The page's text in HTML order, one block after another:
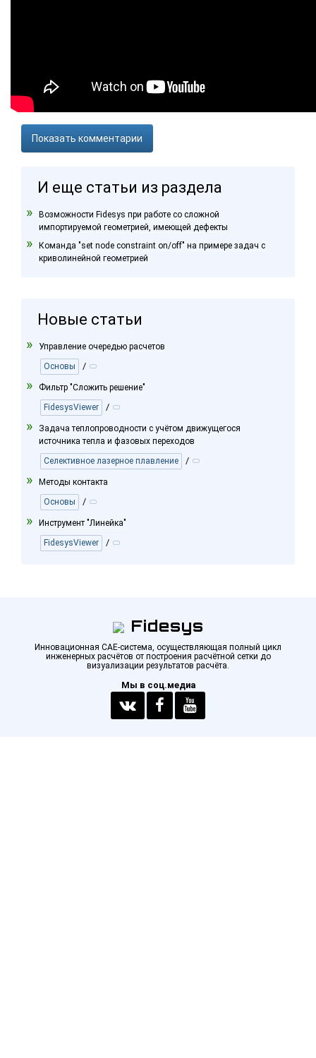
Показать комментарии
И еще статьи из раздела
Возможности Fidesys при работе со сложной
импортируемой геометрией, имеющей дефекты
Команда "set node constraint on/off" на примере задач с
криволинейной геометрией
Новые статьи
Управление очередью расчетов
Основы
/
Фильтр "Сложить решение"
FidesysViewer
/
Задача теплопроводности с учётом движущегося
источника тепла и фазовых переходов
Селективное лазерное плавление
/
Методы контакта
Основы
/
Инструмент "Линейка"
FidesysViewer
/
Fidesys
Инновационная CAE-система, осуществляющая полный цикл
инженерных расчётов от построения расчётной сетки до
визуализации результатов расчёта.
Мы в соц.медиа